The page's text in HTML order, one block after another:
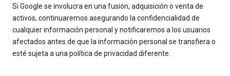
Si Google se involucra en una fusión, adquisición o venta de
activos, continuaremos asegurando la confidencialidad de
cualquier información personal y notificaremos a los usuarios
afectados antes de que la información personal se transfiera o
esté sujeta a una política de privacidad diferente.